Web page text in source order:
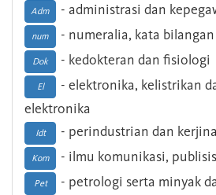
Adm - administrasi dan
num - numeralia, kata bilangan
Dok - kedokteran dan fisiologi
El
- elektronika, kelistrikan
elektronika
Idt - perindustrian dan
Kom - ilmu komunikasi,
Pet - petrologi serta minyak